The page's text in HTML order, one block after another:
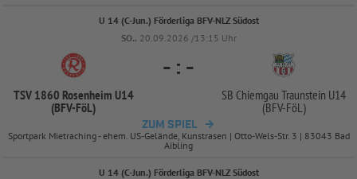
U 14 (C-Jun.) Förderliga BFV-NLZ Südost
SO.. 20.09.2026 /13:15 Uhr
TSV 1860 Rosenheim U14
(BFV-FöL)
- : -
SB Chiemgau Traunstein U14
(BFV-FöL)
ZUM SPIEL
Sportpark Mietraching - ehem. US-Gelände, Kunstrasen | Otto-Wels-Str. 3 | 83043 Bad
Aibling
U 14 (C-Jun.) Förderliga BFV-NLZ Südost